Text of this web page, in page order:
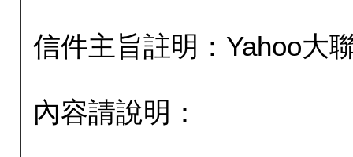
信件主旨註明：Yahoo大
內容請說明：